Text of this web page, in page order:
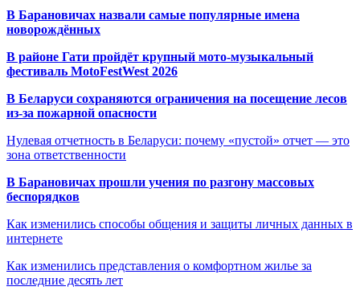
В Барановичах назвали самые популярные имена
новорождённых
В районе Гати пройдёт крупный мото-музыкальный
фестиваль MotoFestWest 2026
В Беларуси сохраняются ограничения на посещение лесов
из-за пожарной опасности
Нулевая отчетность в Беларуси: почему «пустой» отчет — это
зона ответственности
В Барановичах прошли учения по разгону массовых
беспорядков
Как изменились способы общения и защиты личных данных в
интернете
Как изменились представления о комфортном жилье за
последние десять лет